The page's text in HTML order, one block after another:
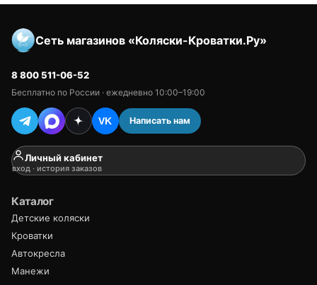
Сеть магазинов «Коляски-Кроватки.Ру»
8 800 511-06-52
Бесплатно по России · ежедневно 10:00–19:00
VK Написать нам
Личный кабинет
вход · история заказов
Каталог
Детские коляски
Кроватки
Автокресла
Манежи